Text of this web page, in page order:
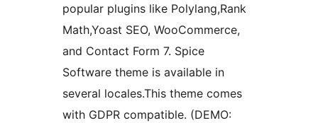
popular plugins like Polylang,Rank
Math,Yoast SEO, WooCommerce,
and Contact Form 7. Spice
Software theme is available in
several locales.This theme comes
with GDPR compatible. (DEMO: